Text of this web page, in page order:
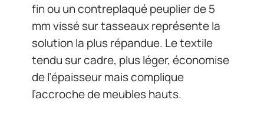
fin ou un contreplaqué peuplier de 5
mm vissé sur tasseaux représente la
solution la plus répandue. Le textile
tendu sur cadre, plus léger, économise
de l’épaisseur mais complique
l’accroche de meubles hauts.